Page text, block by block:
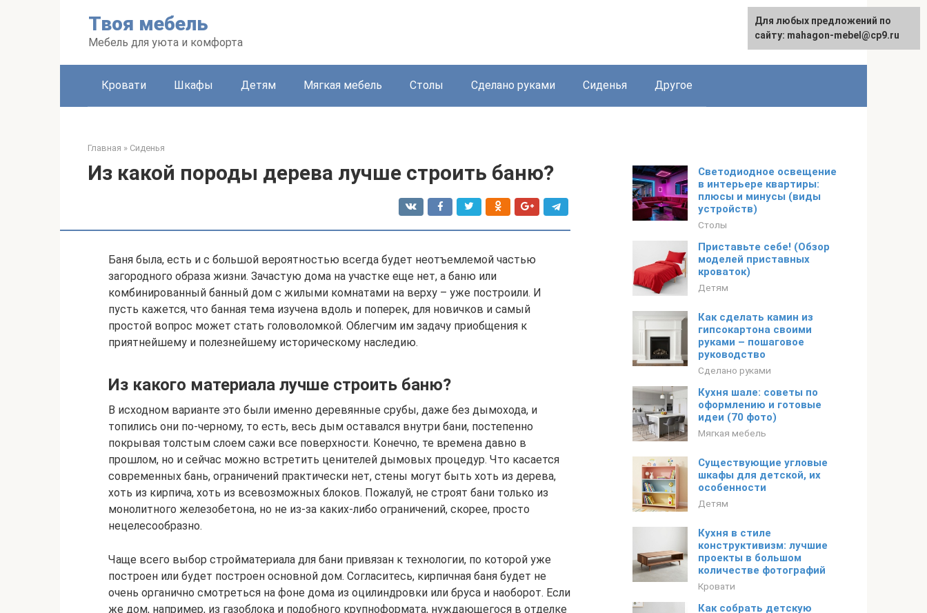
Твоя мебель
Мебель для уюта и комфорта
English
Кровати Шкафы Детям Мягкая мебель Столы Сделано руками Сиденья Другое
Главная » Сиденья
Из какой породы дерева лучше строить баню?
Баня была, есть и с большой вероятностью всегда будет неотъемлемой частью
загородного образа жизни. Зачастую дома на участке еще нет, а баню или
комбинированный банный дом с жилыми комнатами на верху – уже построили. И
пусть кажется, что банная тема изучена вдоль и поперек, для новичков и самый
простой вопрос может стать головоломкой. Облегчим им задачу приобщения к
приятнейшему и полезнейшему историческому наследию.
Из какого материала лучше строить баню?
В исходном варианте это были именно деревянные срубы, даже без дымохода, и
топились они по-черному, то есть, весь дым оставался внутри бани, постепенно
покрывая толстым слоем сажи все поверхности. Конечно, те времена давно в
прошлом, но и сейчас можно встретить ценителей дымовых процедур. Что касается
современных бань, ограничений практически нет, стены могут быть хоть из дерева,
хоть из кирпича, хоть из всевозможных блоков. Пожалуй, не строят бани только из
монолитного железобетона, но не из-за каких-либо ограничений, скорее, просто
нецелесообразно.
Чаще всего выбор стройматериала для бани привязан к технологии, по которой уже
построен или будет построен основной дом. Согласитесь, кирпичная баня будет не
очень органично смотреться на фоне дома из оцилиндровки или бруса и наоборот. Если
же дом, например, из газоблока и подобного крупноформата, нуждающегося в отделке
Светодиодное освещение
в интерьере квартиры:
плюсы и минусы (виды
устройств)
Столы
Приставьте себе! (Обзор
моделей приставных
кроваток)
Детям
Как сделать камин из
гипсокартона своими
руками – пошаговое
руководство
Сделано руками
Кухня шале: советы по
оформлению и готовые
идеи (70 фото)
Мягкая мебель
Существующие угловые
шкафы для детской, их
особенности
Детям
Кухня в стиле
конструктивизм: лучшие
проекты в большом
количестве фотографий
Кровати
Как собрать детскую
Для любых предложений по
сайту: mahagon-mebel@cp9.ru
Для любых предложений по
сайту: mahagon-mebel@cp9.ru